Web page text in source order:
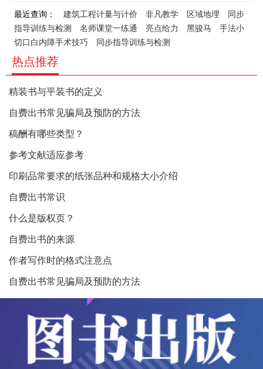
最近查询： 建筑工程计量与计价 非凡教学 区域地理
同步
指导训练与检测
名师课堂一练通 亮点给力 黑骏马
手法小
切口白内障手术技巧
同步指导训练与检测
热点推荐
精装书与平装书的定义
自费出书常见骗局及预防的方法
稿酬有哪些类型？
参考文献适应参考
印刷品常要求的纸张品种和规格大小介绍
自费出书常识
什么是版权页？
自费出书的来源
作者写作时的格式注意点
自费出书常见骗局及预防的方法